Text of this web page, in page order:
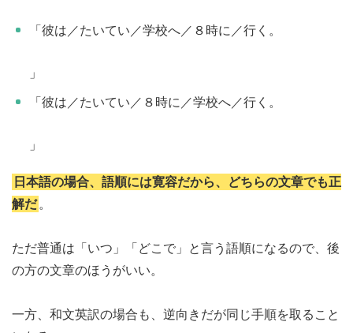
「彼は／たいてい／学校へ／８時に／行く。
」
「彼は／たいてい／８時に／学校へ／行く。
」
日本語の場合、語順には寛容だから、どちらの文章でも正
解だ 。
ただ普通は「いつ」「どこで」と言う語順になるので、後
の方の文章のほうがいい。
一方、和文英訳の場合も、逆向きだが同じ手順を取ること